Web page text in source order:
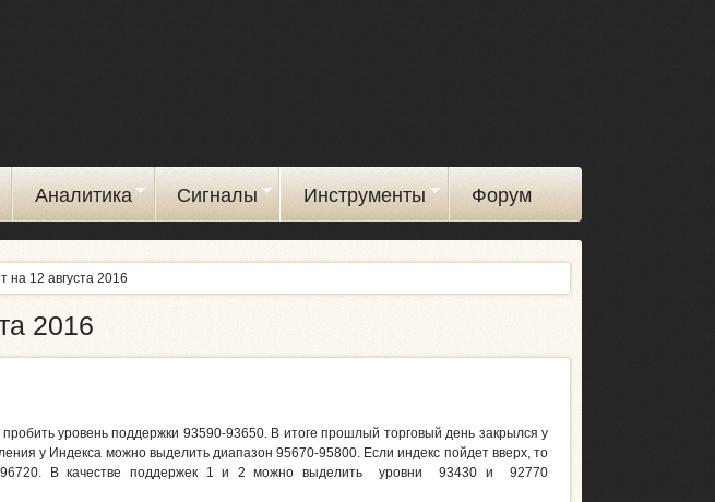
Аналитика Сигналы Инструменты Форум
на 12 августа 2016
2016
пробить уровень поддержки 93590-93650. В итоге прошлый торговый день закрылся у
у Индекса можно выделить диапазон 95670-95800. Если индекс пойдет вверх, то
96720. В качестве поддержек 1 и 2 можно выделить уровни 93430 и 92770